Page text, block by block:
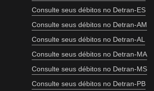
Consulte seus débitos no Detran-ES
Consulte seus débitos no Detran-AM
Consulte seus débitos no Detran-AL
Consulte seus débitos no Detran-MA
Consulte seus débitos no Detran-MS
Consulte seus débitos no Detran-PB